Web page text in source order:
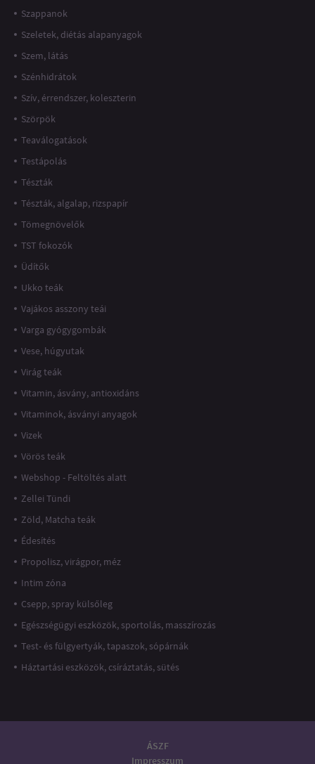
Szappanok
Szeletek, diétás alapanyagok
Szem, látás
Szénhidrátok
Szív, érrendszer, koleszterin
Szörpök
Teaválogatások
Testápolás
Tészták
Tészták, algalap, rizspapír
Tömegnövelők
TST fokozók
Üdítők
Ukko teák
Vajákos asszony teái
Varga gyógygombák
Vese, húgyutak
Virág teák
Vitamin, ásvány, antioxidáns
Vitaminok, ásványi anyagok
Vizek
Vörös teák
Webshop - Feltöltés alatt
Zellei Tündi
Zöld, Matcha teák
Édesítés
Propolisz, virágpor, méz
Intim zóna
Csepp, spray külsőleg
Egészségügyi eszközök, sportolás, masszírozás
Test- és fülgyertyák, tapaszok, sópárnák
Háztartási eszközök, csíráztatás, sütés
ÁSZF
Impresszum